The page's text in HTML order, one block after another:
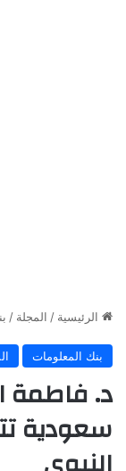
الرئيسية / المجلة /
بنك المعلومات
د. فاطمة
سعودية